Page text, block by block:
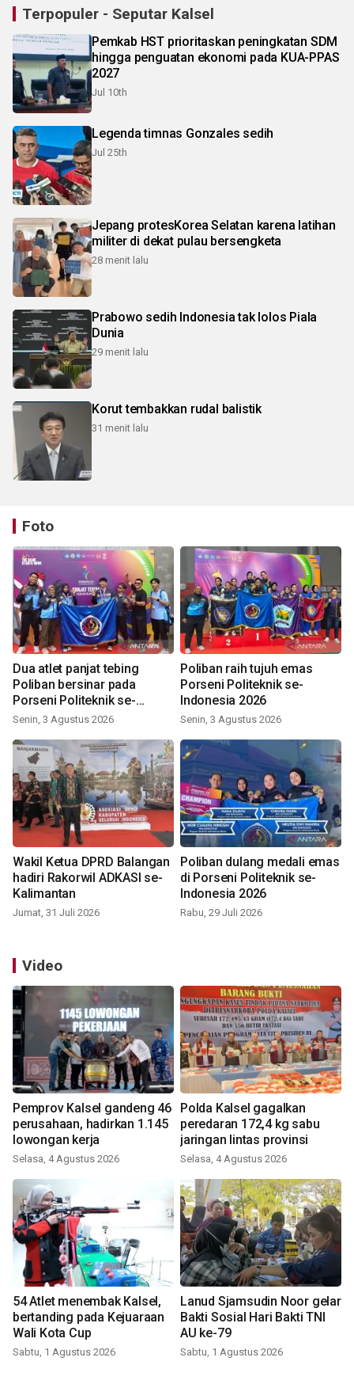
Terpopuler - Seputar Kalsel
Pemkab HST prioritaskan peningkatan SDM
hingga penguatan ekonomi pada KUA-PPAS
2027
Jul 10th
Legenda timnas Gonzales sedih
Jul 25th
Jepang protesKorea Selatan karena latihan
militer di dekat pulau bersengketa
28 menit lalu
Prabowo sedih Indonesia tak lolos Piala
Dunia
29 menit lalu
Korut tembakkan rudal balistik
31 menit lalu
Foto
Dua atlet panjat tebing
Poliban bersinar pada
Porseni Politeknik se-
Indonesia 2026
Senin, 3 Agustus 2026
Poliban raih tujuh emas
Porseni Politeknik se-
Indonesia 2026
Senin, 3 Agustus 2026
Wakil Ketua DPRD Balangan
hadiri Rakorwil ADKASI se-
Kalimantan
Jumat, 31 Juli 2026
Poliban dulang medali emas
di Porseni Politeknik se-
Indonesia 2026
Rabu, 29 Juli 2026
Video
Pemprov Kalsel gandeng 46
perusahaan, hadirkan 1.145
lowongan kerja
Selasa, 4 Agustus 2026
Polda Kalsel gagalkan
peredaran 172,4 kg sabu
jaringan lintas provinsi
Selasa, 4 Agustus 2026
54 Atlet menembak Kalsel,
bertanding pada Kejuaraan
Wali Kota Cup
Sabtu, 1 Agustus 2026
Lanud Sjamsudin Noor gelar
Bakti Sosial Hari Bakti TNI
AU ke-79
Sabtu, 1 Agustus 2026